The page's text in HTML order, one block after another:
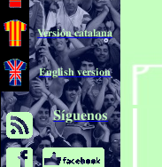
Versión catalana
English version
Síguenos